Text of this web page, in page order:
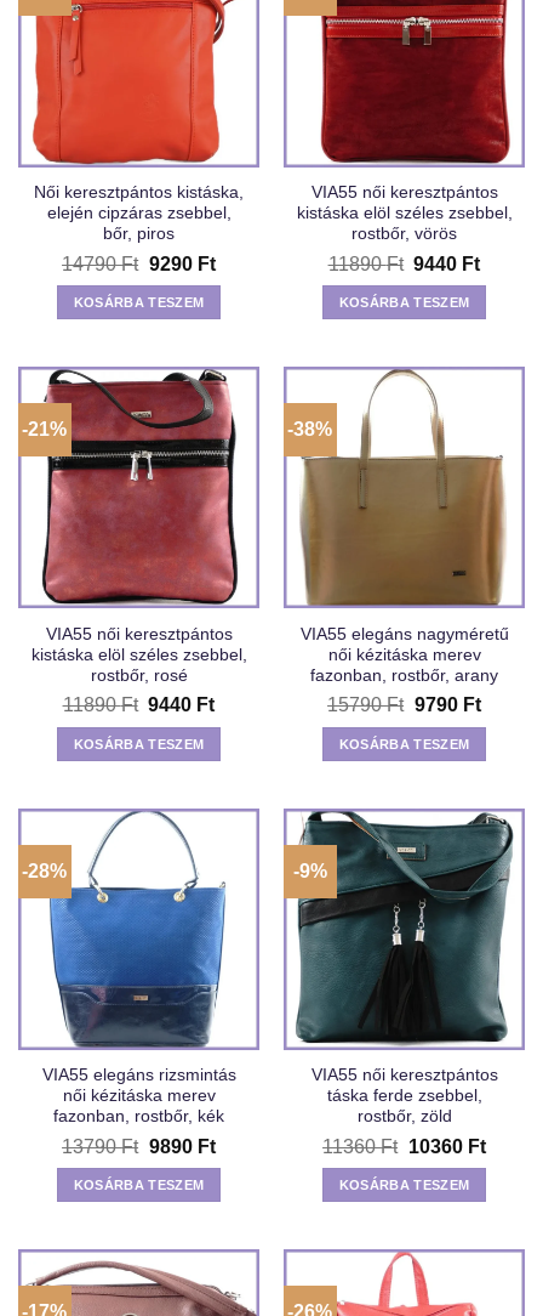
Női keresztpántos kistáska,
elején cipzáras zsebbel,
bőr, piros
14790Ft Original
price
was:
14790 Ft.
9290 FtCurrent
price
9290 Ft.
KOSÁRBA TESZEM
VIA55 női keresztpántos
kistáska elöl széles zsebbel,
rostbőr, vörös
11890Ft Original
price
was:
11890 Ft.
9440 FtCurrent
price
9440
KOSÁRBA TESZEM
-21%
VIA55 női keresztpántos
kistáska elöl széles zsebbel,
rostbőr, rosé
11890Ft Original
price
was:
11890 Ft.
9440 FtCurrent
price
9440 Ft.
KOSÁRBA TESZEM
-38%
VIA55 elegáns nagyméretű
női kézitáska merev
fazonban, rostbőr, arany
15790Ft Original
price
was:
15790 Ft.
9790 FtCurrent
price
9790
KOSÁRBA TESZEM
-28%
VIA55 elegáns rizsmintás
női kézitáska merev
fazonban, rostbőr, kék
13790Ft Original
price
was:
13790 Ft.
9890 FtCurrent
price
9890 Ft.
KOSÁRBA TESZEM
-9%
VIA55 női keresztpántos
táska ferde zsebbel,
rostbőr, zöld
11360Ft Original
price
was:
11360 Ft.
10360 Ft
price
10360
KOSÁRBA TESZEM
-17% -26%